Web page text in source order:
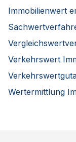
Immobilienwert
Verkehrswert
Wertermittlung